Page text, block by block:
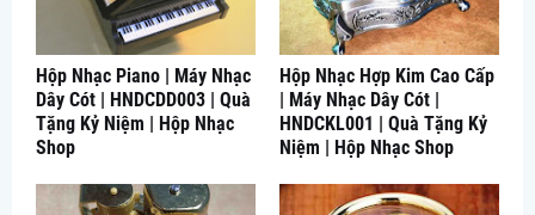
Hộp Nhạc Piano | Máy Nhạc
Dây Cót | HNDCDD003 | Quà
Tặng Kỷ Niệm | Hộp Nhạc
Shop
Hộp Nhạc Hợp Kim Cao Cấp
| Máy Nhạc Dây Cót |
HNDCKL001 | Quà Tặng Kỷ
Niệm | Hộp Nhạc Shop